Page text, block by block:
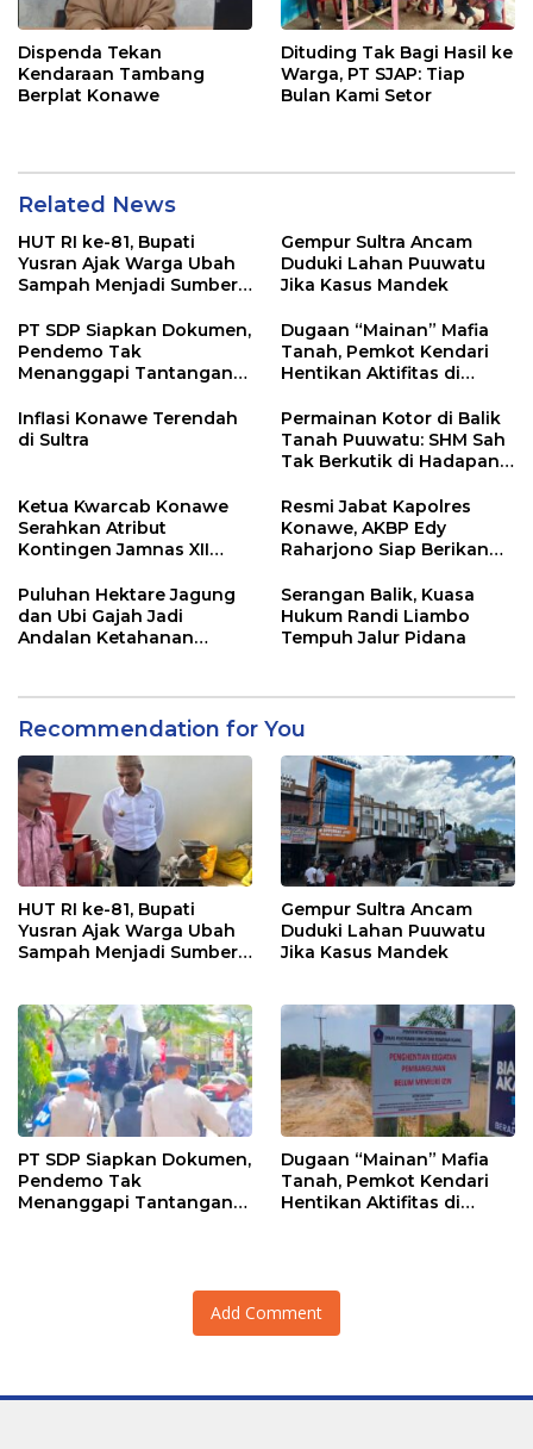
Dispenda Tekan
Kendaraan Tambang
Berplat Konawe
Dituding Tak Bagi Hasil ke
Warga, PT SJAP: Tiap
Bulan Kami Setor
Related News
HUT RI ke-81, Bupati
Yusran Ajak Warga Ubah
Sampah Menjadi Sumber
Gempur Sultra Ancam
Duduki Lahan Puuwatu
Jika Kasus Mandek
PT SDP Siapkan Dokumen,
Pendemo Tak
Menanggapi Tantangan
Dugaan “Mainan” Mafia
Tanah, Pemkot Kendari
Hentikan Aktifitas di
Inflasi Konawe Terendah
di Sultra
Permainan Kotor di Balik
Tanah Puuwatu: SHM Sah
Tak Berkutik di Hadapan
Ketua Kwarcab Konawe
Serahkan Atribut
Kontingen Jamnas XII
Resmi Jabat Kapolres
Konawe, AKBP Edy
Raharjono Siap Berikan
Puluhan Hektare Jagung
dan Ubi Gajah Jadi
Andalan Ketahanan
Serangan Balik, Kuasa
Hukum Randi Liambo
Tempuh Jalur Pidana
Recommendation for You
HUT RI ke-81, Bupati
Yusran Ajak Warga Ubah
Sampah Menjadi Sumber
Gempur Sultra Ancam
Duduki Lahan Puuwatu
Jika Kasus Mandek
PT SDP Siapkan Dokumen,
Pendemo Tak
Menanggapi Tantangan
Dugaan “Mainan” Mafia
Tanah, Pemkot Kendari
Hentikan Aktifitas di
Add Comment